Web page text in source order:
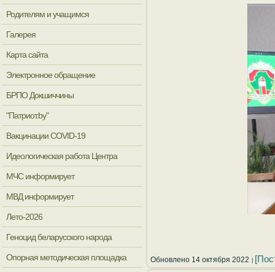
Родителям и учащимся
Галерея
Карта сайта
Электронное обращение
БРПО Докшиччины
"Патриот.by"
Вакцинации COVID-19
Идеологическая работа Центра
МЧС информирует
МВД информирует
Лето-2026
Геноцид беларусского народа
Опорная методическая площадка Обновлено 14 октября 2022